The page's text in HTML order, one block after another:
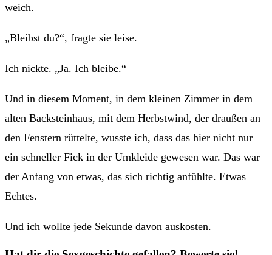
weich.
„Bleibst du?“, fragte sie leise.
Ich nickte. „Ja. Ich bleibe.“
Und in diesem Moment, in dem kleinen Zimmer in dem
alten Backsteinhaus, mit dem Herbstwind, der draußen an
den Fenstern rüttelte, wusste ich, dass das hier nicht nur
ein schneller Fick in der Umkleide gewesen war. Das war
der Anfang von etwas, das sich richtig anfühlte. Etwas
Echtes.
Und ich wollte jede Sekunde davon auskosten.